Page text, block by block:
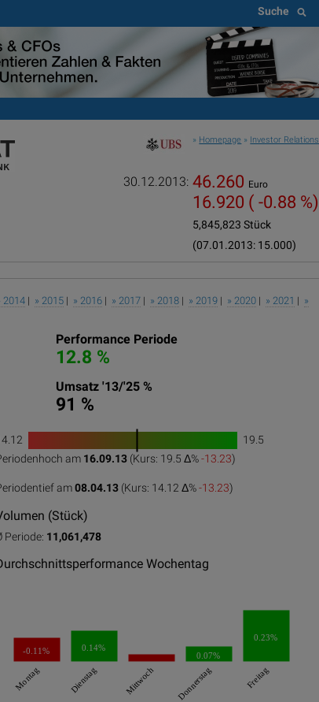
Suche
» Homepage » Investor Relations
30.12.2013: 46.260 Euro
16.920 ( -0.88 %)
5,845,823 Stück
(07.01.2013: 15.000)
2014 | » 2015 | » 2016 | » 2017 | » 2018 | » 2019 | » 2020 | » 2021 | »
Performance Periode
12.8 %
Umsatz '13/'25 %
91 %
1
50 100
19.5
am 16.09.13 (Kurs: 19.5 Δ%-13.23)
am08.04.13 (Kurs: 14.12 Δ%-13.23)
(Stück)
Periode: 11,061,478
Wochentag
-0.11%
0.14%
0.07%
0.23%
Montag Dienstag Mittwoch Donnerstag Freitag